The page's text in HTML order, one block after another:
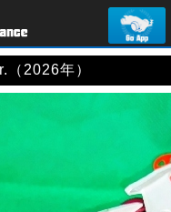
2026年）